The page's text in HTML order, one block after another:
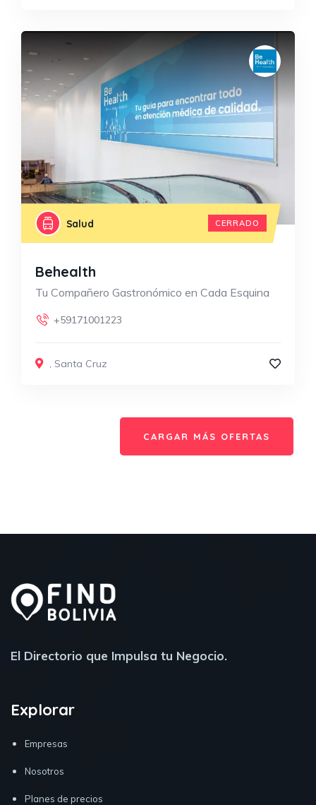
Salud CERRADO
Behealth
Tu Compañero Gastronómico en Cada Esquina
+59171001223
, Santa Cruz
CARGAR MÁS OFERTAS
El Directorio que Impulsa tu Negocio.
Explorar
Empresas
Nosotros
Planes de precios